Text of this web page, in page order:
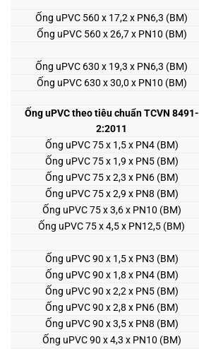
Ống uPVC 560 x 17,2 x PN6,3 (BM)
Ống uPVC 560 x 26,7 x PN10 (BM)
Ống uPVC 630 x 19,3 x PN6,3 (BM)
Ống uPVC 630 x 30,0 x PN10 (BM)
Ống uPVC theo tiêu chuẩn TCVN 8491-
2:2011
Ống uPVC 75 x 1,5 x PN4 (BM)
Ống uPVC 75 x 1,9 x PN5 (BM)
Ống uPVC 75 x 2,3 x PN6 (BM)
Ống uPVC 75 x 2,9 x PN8 (BM)
Ống uPVC 75 x 3,6 x PN10 (BM)
Ống uPVC 75 x 4,5 x PN12,5 (BM)
Ống uPVC 90 x 1,5 x PN3 (BM)
Ống uPVC 90 x 1,8 x PN4 (BM)
Ống uPVC 90 x 2,2 x PN5 (BM)
Ống uPVC 90 x 2,8 x PN6 (BM)
Ống uPVC 90 x 3,5 x PN8 (BM)
Ống uPVC 90 x 4,3 x PN10 (BM)